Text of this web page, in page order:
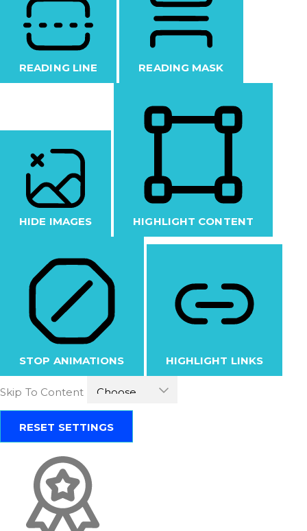
READING LINE READING MASK
HIDE IMAGES HIGHLIGHT CONTENT
STOP ANIMATIONS HIGHLIGHT LINKS
Skip To Content
RESET SETTINGS